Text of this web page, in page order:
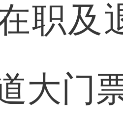
职及
大门